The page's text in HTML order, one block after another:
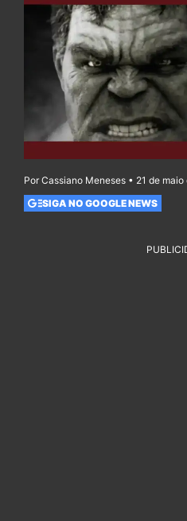
Por Cassiano Meneses • 21 de
SIGA NO GOOGLE NEWS